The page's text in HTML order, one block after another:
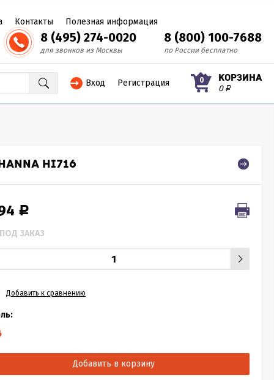
Контакты Полезная информация
8 (495) 274-0020
для звонков из Москвы
8 (800) 100-7688
по России бесплатно
Вход Регистрация 0 КОРЗИНА
0 Р
HI716
Р
ПОД ЗАКАЗ
Добавить к сравнению
Добавить в корзину